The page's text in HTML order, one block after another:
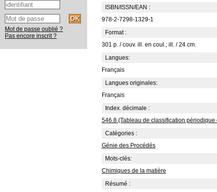
ISBN/ISSN/EAN :
978-2-7298-1329-1
Format :
301 p. / couv. ill. en coul.; ill. / 24 cm.
Langues:
Français
Langues originales:
Français
Index. décimale :
546.8 (Tableau de classification
Catégories :
Génie des Procédés
Mots-clés:
Chimiques de la matière
Résumé :
Mot de passe oublié ?
Pas encore inscrit ?